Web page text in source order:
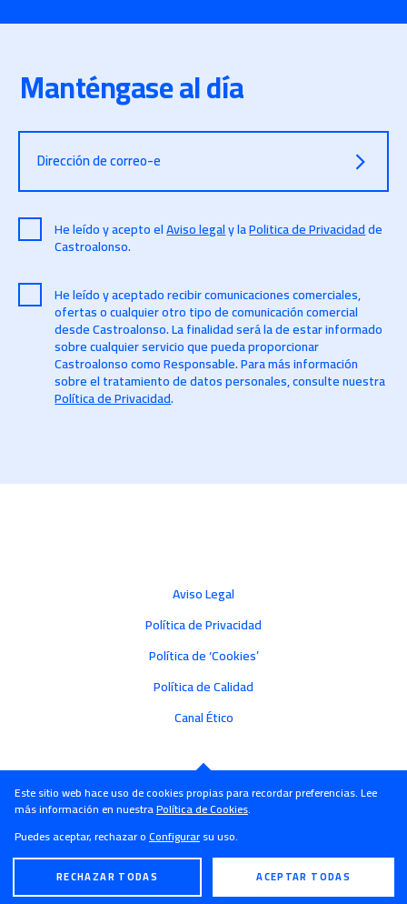
ENGLISH ESPAÑOL
Este sitio web hace uso de cookies propias para recordar preferencias. Lee
más información en nuestraPolítica de Cookies.
Puedes aceptar, rechazar oConfigurarsu uso.
RECHAZAR TODAS ACEPTAR TODAS
Manténgase al día
Dirección de correo-e
He leído y acepto elAviso legaly laPolitica de Privacidadde
Castroalonso.
He leído y aceptado recibir comunicaciones comerciales,
ofertas o cualquier otro tipo de comunicación comercial
desde Castroalonso. La finalidad será la de estar informado
sobre cualquier servicio que pueda proporcionar
Castroalonso como Responsable. Para más información
sobre el tratamiento de datos personales, consulte nuestra
Política de Privacidad.
Aviso Legal
Política de Privacidad
Política de ‘Cookies’
Política de Calidad
Canal Ético
© Castroalonso - 2026